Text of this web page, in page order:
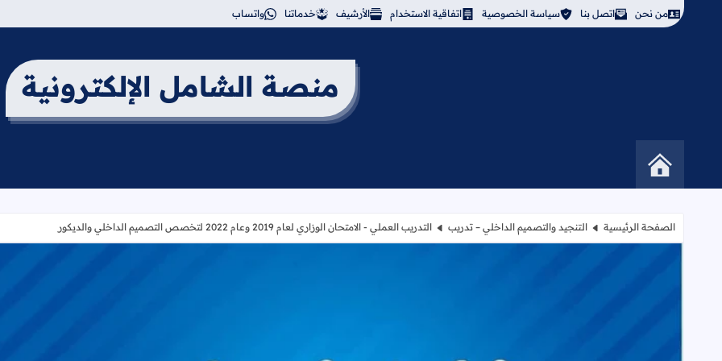
من نحن اتصل بنا سياسة الخصوصية اتفاقية الاستخدام الأرشيف خدماتنا واتساب
منصة الشامل الإلكترونية
الصفحة الرئيسية التنجيد والتصميم الداخلي – تدريب التدريب العملي - الامتحان الوزاري لعام 2019 وعام 2022 لتخصص التصميم الداخلي والديكور